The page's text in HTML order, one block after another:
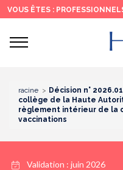
Recherche
Menu
principal
Contenu
principal
VOUS ÊTES :
Ouvrir
racine
Décision n°
collège de la Haute
règlement intérieur de la
vaccinations
Validation : juin 2026